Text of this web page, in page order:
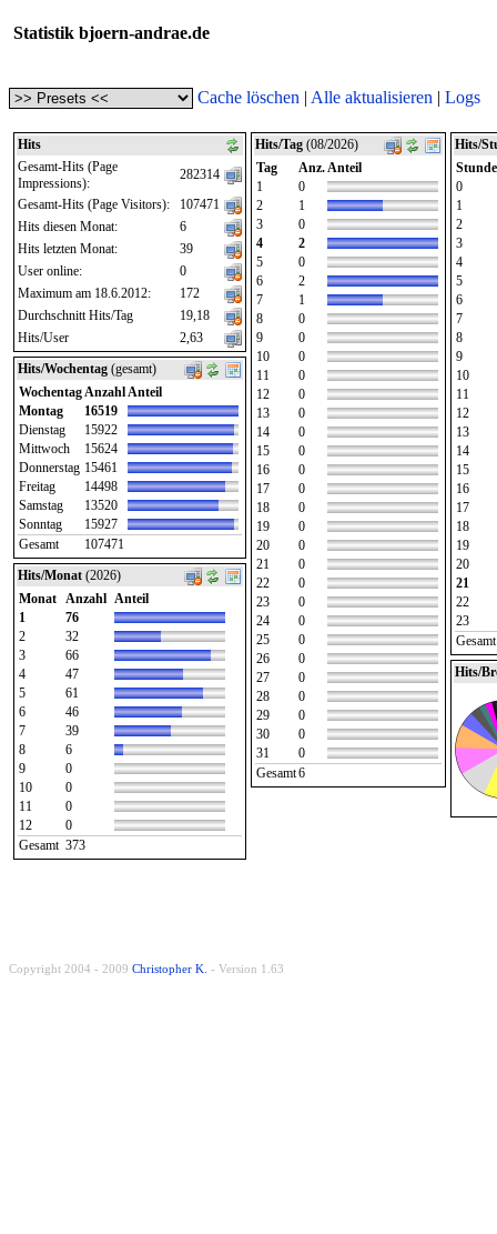
Statistik bjoern-andrae.de
Cache löschen | Alle aktualisieren | Logs
Hits
Gesamt-Hits (Page
Impressions):
282314
Gesamt-Hits (Page Visitors):
107471
Hits diesen Monat:
6
Hits letzten Monat:
39
User online:
0
Maximum am 18.6.2012:
172
Durchschnitt Hits/Tag
19,18
Hits/User
2,63
Hits/Wochentag (gesamt)
Wochentag Anzahl Anteil
Montag
16519
Dienstag
15922
Mittwoch
15624
Donnerstag 15461
Freitag
14498
Samstag
13520
Sonntag
15927
Gesamt
107471
Hits/Monat (2026)
Monat
Anzahl Anteil
1
76
2
32
3
66
4
47
5
61
6
46
7
39
8
6
9
0
10
0
11
0
12
0
Gesamt 373
Hits/Tag (08/2026)
Tag
Anz. Anteil
1
0
2
1
3
0
4
2
5
0
6
2
7
1
8
0
9
0
10
0
11
0
12
0
13
0
14
0
15
0
16
0
17
0
18
0
19
0
20
0
21
0
22
0
23
0
24
0
25
0
26
0
27
0
28
0
29
0
30
0
31
0
Gesamt6
Hits/
Stunde
0
1
2
3
4
5
6
7
8
9
10
11
12
13
14
15
16
17
18
19
20
21
22
23
Gesamt
Hits/
Copyright 2004 - 2009 Christopher K. - Version 1.63